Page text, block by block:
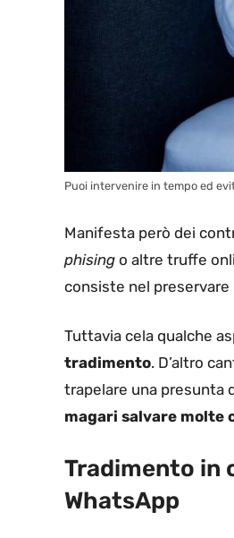
Puoi intervenire in tempo ed
Manifesta però dei
phising o altre truffe
consiste nel
Tuttavia cela qualche
tradimento. D’altro
trapelare una presunta
magari salvare molte
Tradimento in
WhatsApp